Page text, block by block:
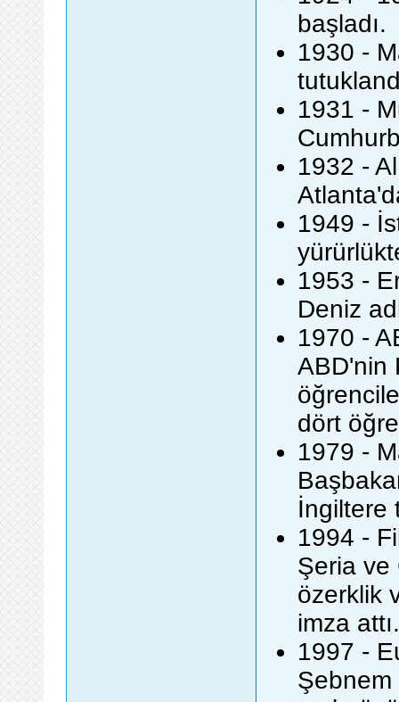
başladı.
1930 -
1931 -
1932 -
1949 -
1953 -
Deniz
1970 -
ABD'nin
dört
1979 -
İngiltere
1994 -
Şeria ve
özerklik
imza attı.
1997 -
Şebnem